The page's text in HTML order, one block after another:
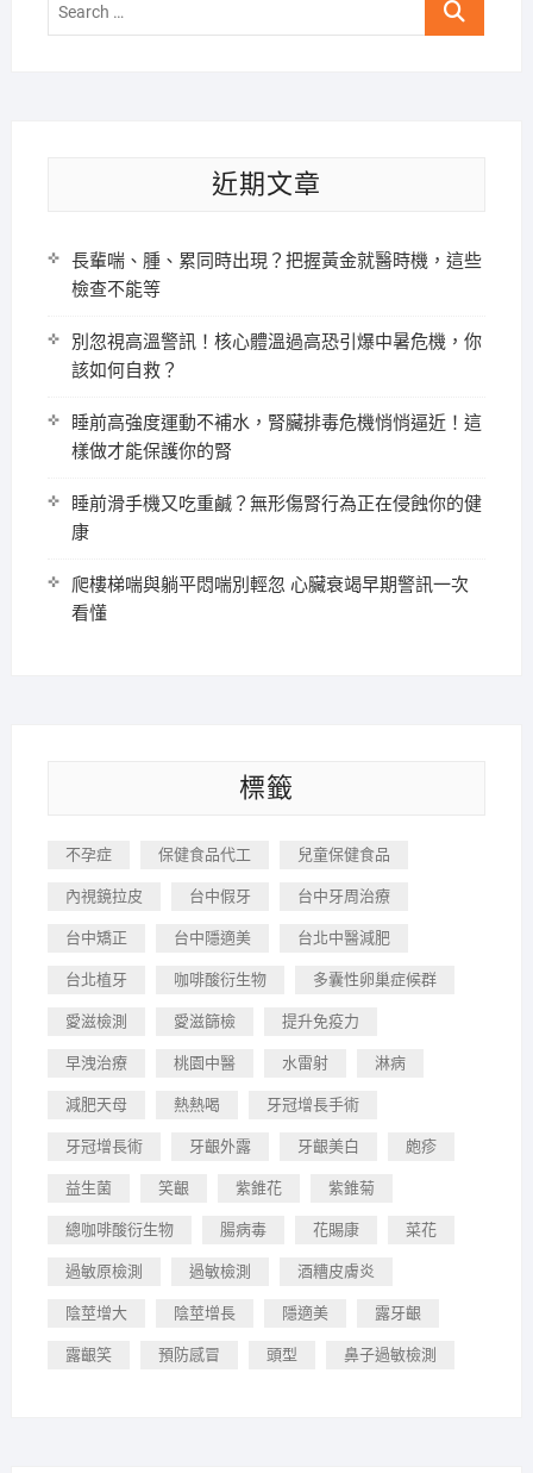
近期文章
長輩喘、腫、累同時出現？把握黃金就醫時機，這些
檢查不能等
別忽視高溫警訊！核心體溫過高恐引爆中暑危機，你
該如何自救？
睡前高強度運動不補水，腎臟排毒危機悄悄逼近！這
樣做才能保護你的腎
睡前滑手機又吃重鹹？無形傷腎行為正在侵蝕你的健
康
爬樓梯喘與躺平悶喘別輕忽 心臟衰竭早期警訊一次
看懂
標籤
不孕症 保健食品代工 兒童保健食品
內視鏡拉皮 台中假牙 台中牙周治療
台中矯正 台中隱適美 台北中醫減肥
台北植牙 咖啡酸衍生物 多囊性卵巢症候群
愛滋檢測 愛滋篩檢 提升免疫力
早洩治療 桃園中醫 水雷射 淋病
減肥天母 熱熱喝 牙冠增長手術
牙冠增長術 牙齦外露 牙齦美白 皰疹
益生菌 笑齦 紫錐花 紫錐菊
總咖啡酸衍生物 腸病毒 花賜康 菜花
過敏原檢測 過敏檢測 酒糟皮膚炎
陰莖增大 陰莖增長 隱適美 露牙齦
露齦笑 預防感冒 頭型 鼻子過敏檢測